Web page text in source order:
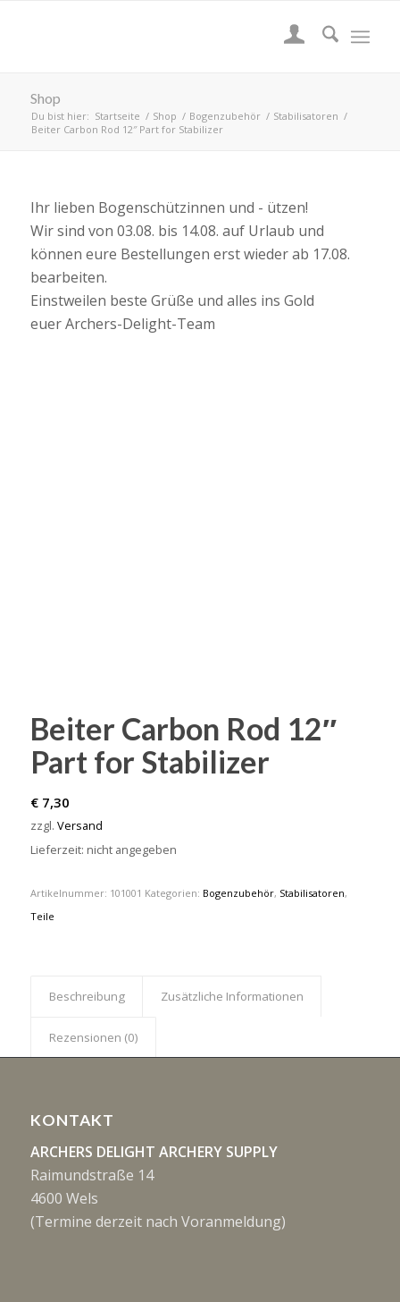
Shop
Du bist hier: Startseite / Shop / Bogenzubehör / Stabilisatoren /
Beiter Carbon Rod 12″ Part for Stabilizer
Ihr lieben Bogenschützinnen und - ützen!
Wir sind von 03.08. bis 14.08. auf Urlaub und
können eure Bestellungen erst wieder ab 17.08.
bearbeiten.
Einstweilen beste Grüße und alles ins Gold
euer Archers-Delight-Team
Beiter Carbon Rod 12″
Part for Stabilizer
€7,30
zzgl. Versand
Lieferzeit: nicht angegeben
Artikelnummer: 101001 Kategorien: Bogenzubehör, Stabilisatoren,
Teile
Beschreibung Zusätzliche Informationen
Rezensionen (0)
KONTAKT
ARCHERS DELIGHT ARCHERY SUPPLY
Raimundstraße 14
4600 Wels
(Termine derzeit nach Voranmeldung)